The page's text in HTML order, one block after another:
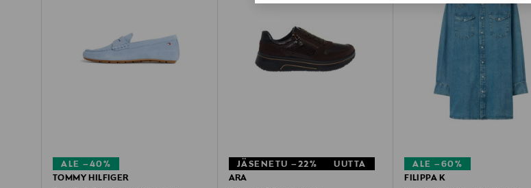
ALE –40%
TOMMY HILFIGER
JÄSENETU –22%
UUTTA
ARA
ALE –60%
FILIPPA K